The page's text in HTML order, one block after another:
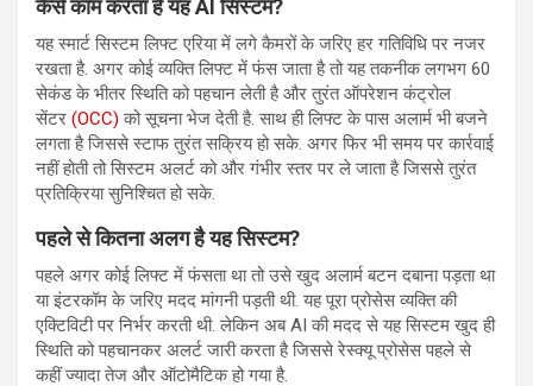
कैसे काम करता है यह AIसिस्टम?
यह स्मार्ट सिस्टम लिफ्ट एरिया में लगे कैमरों के जरिए हर गतिविधि पर नजर
रखता है. अगर कोई व्यक्ति लिफ्ट में फंस जाता है तो यह तकनीक लगभग 60
सेकंड के भीतर स्थिति को पहचान लेती है और तुरंत ऑपरेशन कंट्रोल
सेंटर (OCC) को सूचना भेज देती है. साथ ही लिफ्ट के पास अलार्म भी बजने
लगता है जिससे स्टाफ तुरंत सक्रिय हो सके. अगर फिर भी समय पर कार्रवाई
नहीं होती तो सिस्टम अलर्ट को और गंभीर स्तर पर ले जाता है जिससे तुरंत
प्रतिक्रिया सुनिश्चित हो सके.
पहले से कितना अलग है यह सिस्टम?
पहले अगर कोई लिफ्ट में फंसता था तो उसे खुद अलार्म बटन दबाना पड़ता था
या इंटरकॉम के जरिए मदद मांगनी पड़ती थी. यह पूरा प्रोसेस व्यक्ति की
एक्टिविटी पर निर्भर करती थी. लेकिन अब AI की मदद से यह सिस्टम खुद ही
स्थिति को पहचानकर अलर्ट जारी करता है जिससे रेस्क्यू प्रोसेस पहले से
कहीं ज्यादा तेज और ऑटोमैटिक हो गया है.